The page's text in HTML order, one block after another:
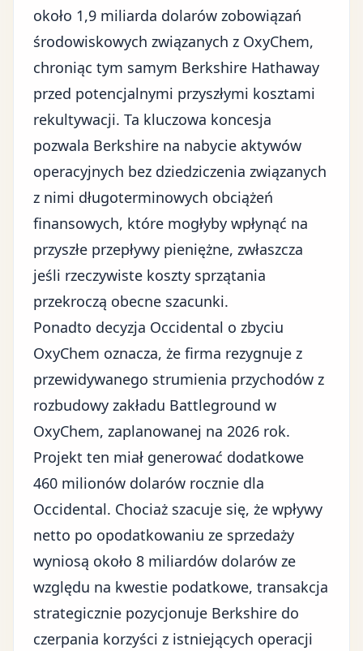
około 1,9 miliarda dolarów zobowiązań
środowiskowych związanych z OxyChem,
chroniąc tym samym Berkshire Hathaway
przed potencjalnymi przyszłymi kosztami
rekultywacji. Ta kluczowa koncesja
pozwala Berkshire na nabycie aktywów
operacyjnych bez dziedziczenia związanych
z nimi długoterminowych obciążeń
finansowych, które mogłyby wpłynąć na
przyszłe przepływy pieniężne, zwłaszcza
jeśli rzeczywiste koszty sprzątania
przekroczą obecne szacunki.
Ponadto decyzja Occidental o zbyciu
OxyChem oznacza, że firma rezygnuje z
przewidywanego strumienia przychodów z
rozbudowy zakładu Battleground w
OxyChem, zaplanowanej na 2026 rok.
Projekt ten miał generować dodatkowe
460 milionów dolarów rocznie dla
Occidental. Chociaż szacuje się, że wpływy
netto po opodatkowaniu ze sprzedaży
wyniosą około 8 miliardów dolarów ze
względu na kwestie podatkowe, transakcja
strategicznie pozycjonuje Berkshire do
czerpania korzyści z istniejących operacji